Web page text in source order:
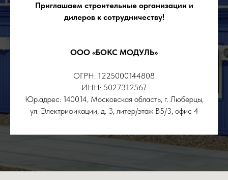
Приглашаем строительные организации и
дилеров к сотрудничеству!
ООО «БОКС МОДУЛЬ»
ОГРН: 1225000144808
ИНН: 5027312567
Юр.адрес: 140014, Московская область, г. Люберцы,
ул. Электрификации, д. 3, литер/этаж В5/3, офис 4